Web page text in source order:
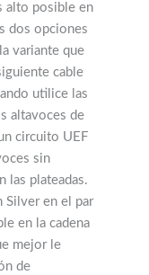
alto posible en
dos opciones
variante que
cable
utilice las
altavoces de
circuito UEF
sin
las plateadas.
Silver en el par
en la cadena
mejor le
de